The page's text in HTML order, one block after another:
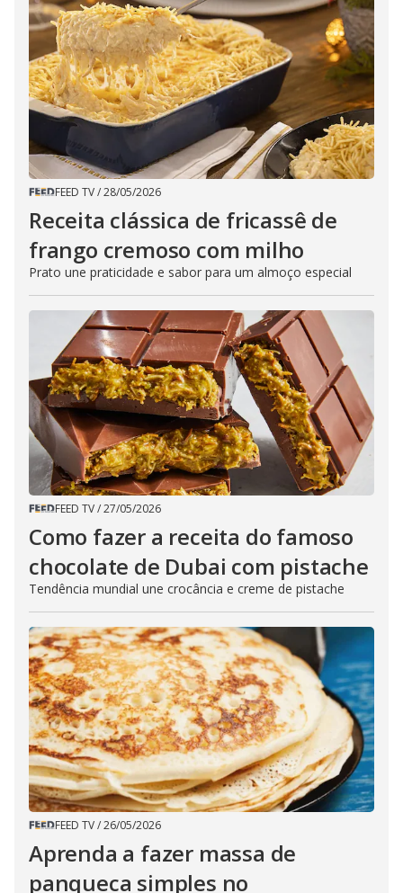
FEED TV/28/05/2026
Receita clássica de fricassê de
frango cremoso com milho
Prato une praticidade e sabor para um almoço especial
FEED TV/27/05/2026
Como fazer a receita do famoso
chocolate de Dubai com pistache
Tendência mundial une crocância e creme de pistache
FEED TV/26/05/2026
Aprenda a fazer massa de
panqueca simples no